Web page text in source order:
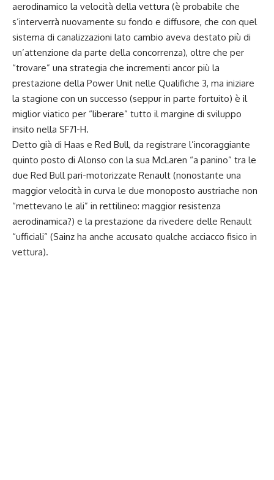
aerodinamico la velocità della vettura (è probabile che
s’interverrà nuovamente su fondo e diffusore, che con quel
sistema di canalizzazioni lato cambio aveva destato più di
un’attenzione da parte della concorrenza), oltre che per
“trovare” una strategia che incrementi ancor più la
prestazione della Power Unit nelle Qualifiche 3, ma iniziare
la stagione con un successo (seppur in parte fortuito) è il
miglior viatico per “liberare” tutto il margine di sviluppo
insito nella SF71-H.
Detto già di Haas e Red Bull, da registrare l’incoraggiante
quinto posto di Alonso con la sua McLaren “a panino” tra le
due Red Bull pari-motorizzate Renault (nonostante una
maggior velocità in curva le due monoposto austriache non
“mettevano le ali” in rettilineo: maggior resistenza
aerodinamica?) e la prestazione da rivedere delle Renault
“ufficiali” (Sainz ha anche accusato qualche acciacco fisico in
vettura).